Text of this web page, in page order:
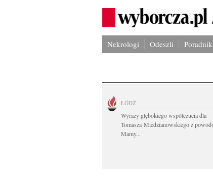
Nekrologi Odeszli
ŁÓDŹ
Wyrazy głębokiego współczucia dla
Tomasza Miedzianowskiego z
Mamy...